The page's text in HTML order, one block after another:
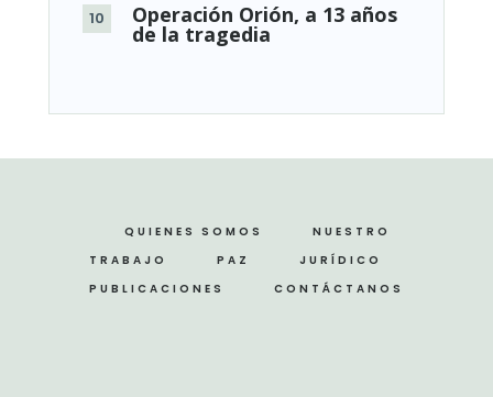
Operación Orión, a 13 años
de la tragedia
QUIENES SOMOS
NUESTRO
TRABAJO
PAZ
JURÍDICO
PUBLICACIONES
CONTÁCTANOS